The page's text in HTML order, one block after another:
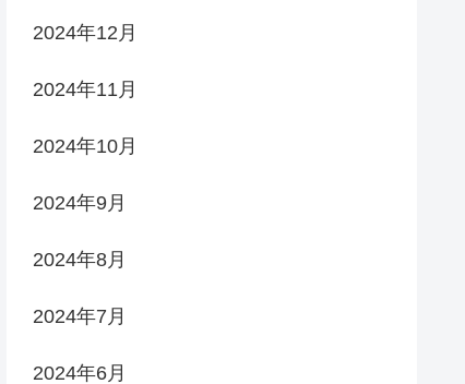
2024年12月
2024年11月
2024年10月
2024年9月
2024年8月
2024年7月
2024年6月